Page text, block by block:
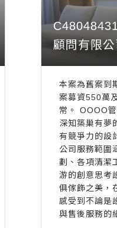
顧問有限公
本案為舊案到
案募資550萬
常。 OOOO
深知築巢有夢
有競爭力的設
公司服務範圍
劃、各項清潔
游的創意思考
俱傢飾之美，
感受到不論是
與售後服務的